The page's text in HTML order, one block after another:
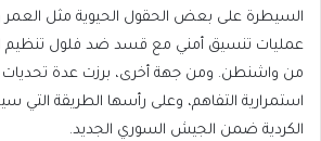
السيطرة على بعض الحقول الحيوية مثل العمر
عمليات تنسيق أمني مع قسد ضد فلول تنظيم
من واشنطن. ومن جهة أخرى، برزت عدة
استمرارية التفاهم، وعلى رأسها الطريقة التي
الكردية ضمن الجيش السوري الجديد.